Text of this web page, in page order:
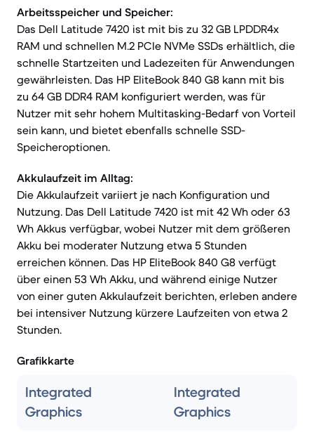
Arbeitsspeicher und Speicher:
Das Dell Latitude 7420 ist mit bis zu 32 GB LPDDR4x
RAM und schnellen M.2 PCIe NVMe SSDs erhältlich, die
schnelle Startzeiten und Ladezeiten für Anwendungen
gewährleisten. Das HP EliteBook 840 G8 kann mit bis
zu 64 GB DDR4 RAM konfiguriert werden, was für
Nutzer mit sehr hohem Multitasking-Bedarf von Vorteil
sein kann, und bietet ebenfalls schnelle SSD-
Speicheroptionen.
Akkulaufzeit im Alltag:
Die Akkulaufzeit variiert je nach Konfiguration und
Nutzung. Das Dell Latitude 7420 ist mit 42 Wh oder 63
Wh Akkus verfügbar, wobei Nutzer mit dem größeren
Akku bei moderater Nutzung etwa 5 Stunden
erreichen können. Das HP EliteBook 840 G8 verfügt
über einen 53 Wh Akku, und während einige Nutzer
von einer guten Akkulaufzeit berichten, erleben andere
bei intensiver Nutzung kürzere Laufzeiten von etwa 2
Stunden.
Grafikkarte
Integrated
Graphics
Integrated
Graphics